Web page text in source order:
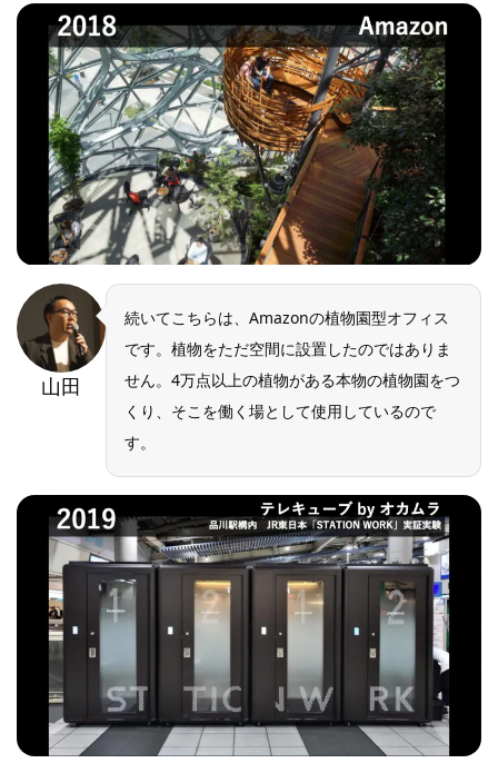
山田
続いてこちらは、Amazonの植物園型オフィス
です。植物をただ空間に設置したのではありま
せん。4万点以上の植物がある本物の植物園をつ
くり、そこを働く場として使用しているので
す。